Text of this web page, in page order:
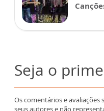
Seja o
Os comentários e avaliações
seus autores e não